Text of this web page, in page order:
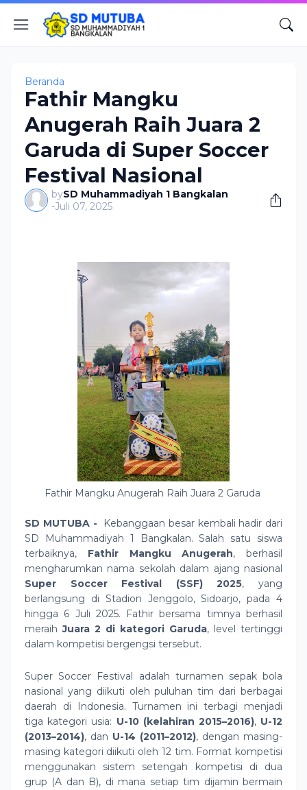
Beranda
Fathir Mangku
Anugerah Raih Juara 2
Garuda di Super Soccer
Festival Nasional
bySD Muhammadiyah 1 Bangkalan
-Juli 07, 2025
Fathir Mangku Anugerah Raih Juara 2 Garuda
SD MUTUBA -
Kebanggaan besar kembali hadir dari
SD Muhammadiyah 1 Bangkalan. Salah satu siswa
terbaiknya, Fathir Mangku Anugerah, berhasil
mengharumkan nama sekolah dalam ajang nasional
Super Soccer Festival (SSF) 2025, yang
berlangsung di Stadion Jenggolo, Sidoarjo, pada 4
hingga 6 Juli 2025. Fathir bersama timnya berhasil
meraihJuara 2 di kategori Garuda, level tertinggi
dalam kompetisi bergengsi tersebut.
Super Soccer Festival adalah turnamen sepak bola
nasional yang diikuti oleh puluhan tim dari berbagai
daerah di Indonesia. Turnamen ini terbagi menjadi
tiga kategori usia: U-10 (kelahiran 2015–2016), U-12
(2013–2014), dan U-14 (2011–2012), dengan masing-
masing kategori diikuti oleh 12 tim. Format kompetisi
menggunakan sistem setengah kompetisi di dua
grup (A dan B), di mana setiap tim dijamin bermain